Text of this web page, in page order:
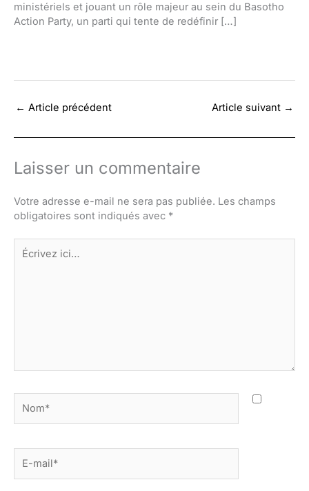
ministériels et jouant un rôle majeur au sein du Basotho
Action Party, un parti qui tente de redéfinir […]
← Article précédent Article suivant →
Laisser un commentaire
Votre adresse e-mail ne sera pas publiée. Les champs
obligatoires sont indiqués avec *
Écrivez
ici…
mail*